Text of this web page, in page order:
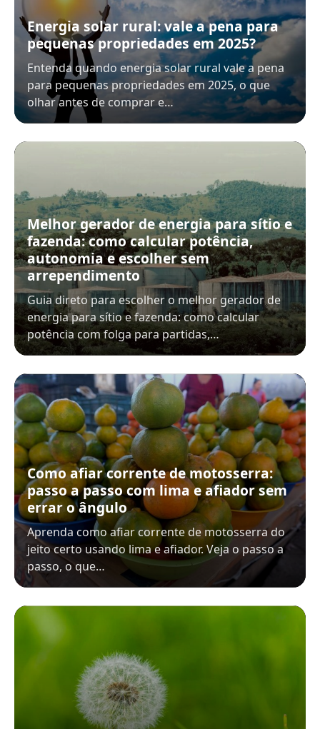
Energia solar rural: vale a pena para
pequenas propriedades em 2025?
Entenda quando energia solar rural vale a pena
para pequenas propriedades em 2025, o que
olhar antes de comprar e…
Melhor gerador de energia para sítio e
fazenda: como calcular potência,
autonomia e escolher sem
arrependimento
Guia direto para escolher o melhor gerador de
energia para sítio e fazenda: como calcular
potência com folga para partidas,…
Como afiar corrente de motosserra:
passo a passo com lima e afiador sem
errar o ângulo
Aprenda como afiar corrente de motosserra do
jeito certo usando lima e afiador. Veja o passo a
passo, o que…